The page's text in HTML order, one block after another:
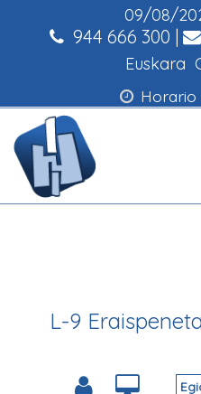
09/08/
944 666 300 |
Euskara
Horario